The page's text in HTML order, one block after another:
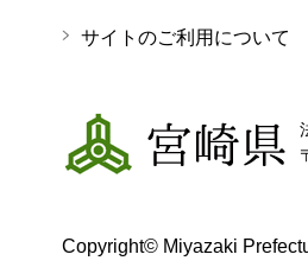
サイトのご利用について
宮崎県
Copyright© Miyazaki